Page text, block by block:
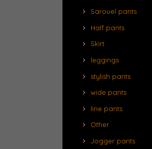
Sarouel pants
Half pants
Skirt
leggings
stylish pants
wide pants
line pants
Other
Jogger pants